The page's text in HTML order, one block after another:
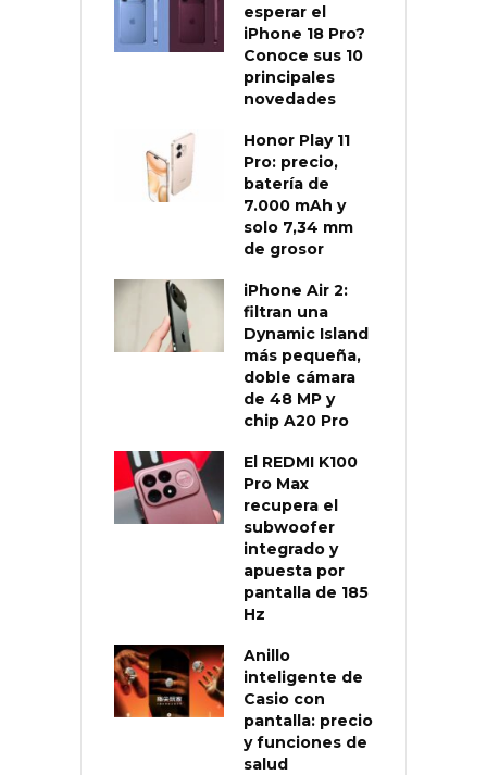
esperar el
iPhone 18 Pro?
Conoce sus 10
principales
novedades
Honor Play 11
Pro: precio,
batería de
7.000 mAh y
solo 7,34 mm
de grosor
iPhone Air 2:
filtran una
Dynamic Island
más pequeña,
doble cámara
de 48 MP y
chip A20 Pro
El REDMI K100
Pro Max
recupera el
subwoofer
integrado y
apuesta por
pantalla de 185
Hz
Anillo
inteligente de
Casio con
pantalla: precio
y funciones de
salud